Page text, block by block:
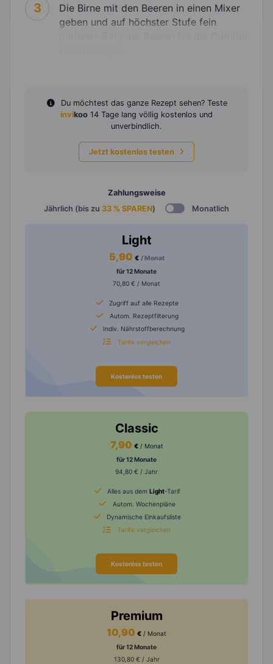
3
Die Birne mit den Beeren in einen Mixer
geben und auf höchster Stufe fein
Du möchtest das ganze Rezept sehen? Teste
invikoo 14 Tage lang völlig kostenlos und
unverbindlich.
Jetzt kostenlos testen
Zahlungsweise
Jährlich (bis zu 33 % SPAREN) Monatlich
Light
5,90 € / Monat
für 12 Monate
70,80 € / Monat
Zugriff auf alle Rezepte
Autom. Rezeptfilterung
Indiv. Nährstoffberechnung
Tarife vergleichen
Kostenlos testen
Classic
7,90 € / Monat
für 12 Monate
94,80 € / Jahr
Alles aus dem Light-Tarif
Autom. Wochenpläne
Dynamische Einkaufsliste
Tarife vergleichen
Kostenlos testen
Premium
10,90 € / Monat
für 12 Monate
130,80 € / Jahr